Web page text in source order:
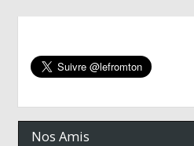
Nos Amis